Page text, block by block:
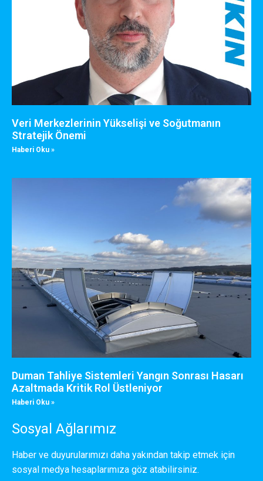
Veri Merkezlerinin Yükselişi ve Soğutmanın
Stratejik Önemi
Haberi Oku »
Duman Tahliye Sistemleri Yangın Sonrası Hasarı
Azaltmada Kritik Rol Üstleniyor
Haberi Oku »
Sosyal Ağlarımız
Haber ve duyurularımızı daha yakından takip etmek için
sosyal medya hesaplarımıza göz atabilirsiniz.